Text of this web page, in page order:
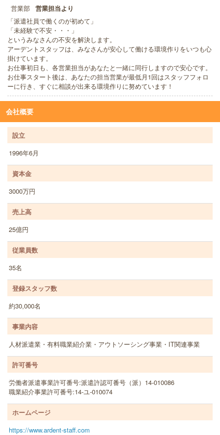
営業部 営業担当より
「派遣社員で働くのが初めて」
「未経験で不安・・・」
というみなさんの不安を解決します。
アーデントスタッフは、みなさんが安心して働ける環境作りをいつも心
掛けています。
お仕事初日も、各営業担当があなたと一緒に同行しますので安心です。
お仕事スタート後は、あなたの担当営業が最低月1回はスタッフフォロ
ーに行き、すぐに相談が出来る環境作りに努めています！
会社概要
設立
1996年6月
資本金
3000万円
売上高
25億円
従業員数
35名
登録スタッフ数
約30,000名
事業内容
人材派遣業・有料職業紹介業・アウトソーシング事業・IT関連事業
許可番号
労働者派遣事業許可番号:派遣許認可番号（派）14-010086
職業紹介事業許可番号:14-ユ-010074
ホームページ
https://www.ardent-staff.com